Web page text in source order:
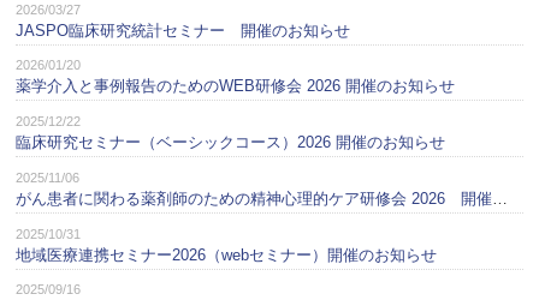
2026/03/27
JASPO臨床研究統計セミナー 開催のお知らせ
2026/01/20
薬学介入と事例報告のためのWEB研修会 2026 開催のお知らせ
2025/12/22
臨床研究セミナー（ベーシックコース）2026 開催のお知らせ
2025/11/06
2025/10/31
地域医療連携セミナー2026（webセミナー）開催のお知らせ
2025/09/16